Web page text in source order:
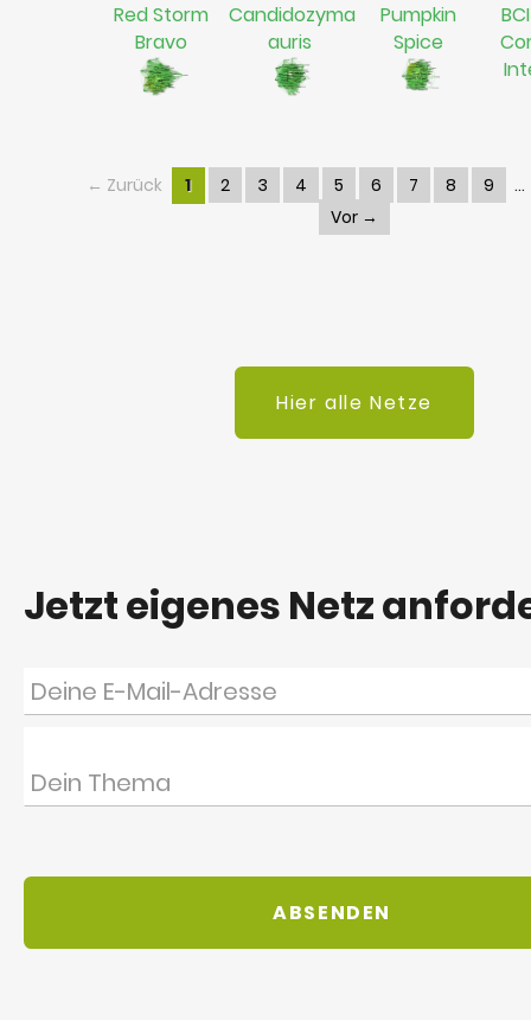
Red Storm
Bravo
Candidozyma
auris
Pumpkin
Spice
← Zurück 1 2 3 4 5 6 7 8
9
Vor →
Hier alle Netze
Jetzt eigenes Netz